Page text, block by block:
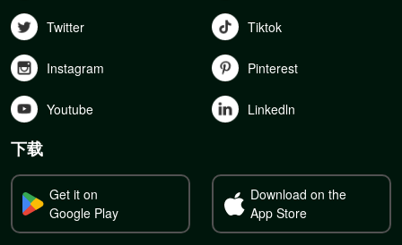
Twitter Tiktok
Instagram Pinterest
Youtube Linkedln
下载
Get it on
Google Play
Download on the
App Store